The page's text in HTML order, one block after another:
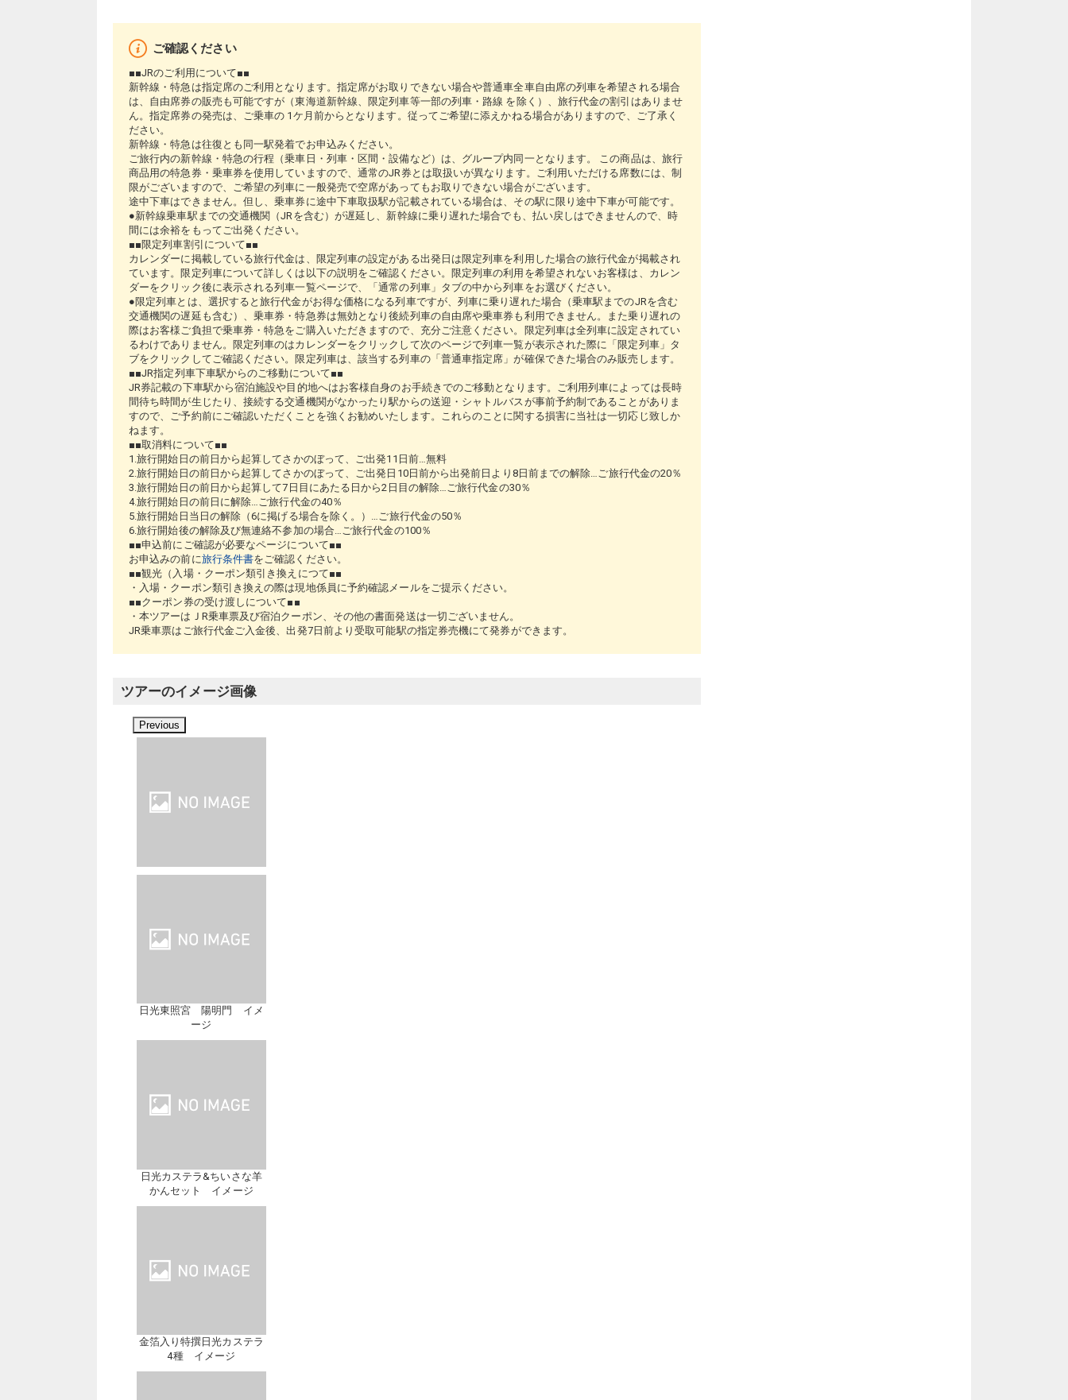
ご確認ください
■■JRのご利用について■■
新幹線・特急は指定席のご利用となります。指定席がお取りできない場合や普通車全車自由席の列車を希望される場合
は、自由席券の販売も可能ですが（東海道新幹線、限定列車等一部の列車・路線 を除く）、旅行代金の割引はありませ
ん。指定席券の発売は、ご乗車の 1ケ月前からとなります。従ってご希望に添えかねる場合がありますので、ご了承く
ださい。
新幹線・特急は往復とも同一駅発着でお申込みください。
ご旅行内の新幹線・特急の行程（乗車日・列車・区間・設備など）は、グループ内同一となります。 この商品は、旅行
商品用の特急券・乗車券を使用していますので、通常のJR券とは取扱いが異なります。ご利用いただける席数には、制
限がございますので、ご希望の列車に一般発売で空席があってもお取りできない場合がございます。
途中下車はできません。但し、乗車券に途中下車取扱駅が記載されている場合は、その駅に限り途中下車が可能です。
●新幹線乗車駅までの交通機関（JRを含む）が遅延し、新幹線に乗り遅れた場合でも、払い戻しはできませんので、時
間には余裕をもってご出発ください。
■■限定列車割引について■■
カレンダーに掲載している旅行代金は、限定列車の設定がある出発日は限定列車を利用した場合の旅行代金が掲載され
ています。限定列車について詳しくは以下の説明をご確認ください。限定列車の利用を希望されないお客様は、カレン
ダーをクリック後に表示される列車一覧ページで、「通常の列車」タブの中から列車をお選びください。
●限定列車とは、選択すると旅行代金がお得な価格になる列車ですが、列車に乗り遅れた場合（乗車駅までのJRを含む
交通機関の遅延も含む）、乗車券・特急券は無効となり後続列車の自由席や乗車券も利用できません。また乗り遅れの
際はお客様ご負担で乗車券・特急をご購入いただきますので、充分ご注意ください。限定列車は全列車に設定されてい
るわけでありません。限定列車のはカレンダーをクリックして次のページで列車一覧が表示された際に「限定列車」タ
ブをクリックしてご確認ください。限定列車は、該当する列車の「普通車指定席」が確保できた場合のみ販売します。
■■JR指定列車下車駅からのご移動について■■
JR券記載の下車駅から宿泊施設や目的地へはお客様自身のお手続きでのご移動となります。ご利用列車によっては長時
間待ち時間が生じたり、接続する交通機関がなかったり駅からの送迎・シャトルバスが事前予約制であることがありま
すので、ご予約前にご確認いただくことを強くお勧めいたします。これらのことに関する損害に当社は一切応じ致しか
ねます。
■■取消料について■■
1.旅行開始日の前日から起算してさかのぼって、ご出発11日前…無料
2.旅行開始日の前日から起算してさかのぼって、ご出発日10日前から出発前日より8日前までの解除…ご旅行代金の20％
3.旅行開始日の前日から起算して7日目にあたる日から2日目の解除…ご旅行代金の30％
4.旅行開始日の前日に解除…ご旅行代金の40％
5.旅行開始日当日の解除（6に掲げる場合を除く。）…ご旅行代金の50％
6.旅行開始後の解除及び無連絡不参加の場合…ご旅行代金の100％
■■申込前にご確認が必要なページについて■■
お申込みの前に旅行条件書をご確認ください。
■■観光（入場・クーポン類引き換えにつて■■
・入場・クーポン類引き換えの際は現地係員に予約確認メールをご提示ください。
■■クーポン券の受け渡しについて■■
・本ツアーはＪR乗車票及び宿泊クーポン、その他の書面発送は一切ございません。
JR乗車票はご旅行代金ご入金後、出発7日前より受取可能駅の指定券売機にて発券ができます。
ツアーのイメージ画像
Previous
日光東照宮 陽明門 イメ
ージ
日光カステラ&ちいさな羊
かんセット イメージ
金箔入り特撰日光カステラ
4種 イメージ